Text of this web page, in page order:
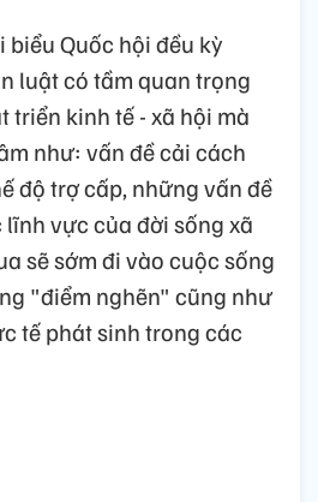
biểu Quốc hội đều kỳ
luật có tầm quan trọng
triển kinh tế - xã hội mà
như: vấn đề cải cách
độ trợ cấp, những vấn đề
vực của đời sống xã
sẽ sớm đi vào cuộc sống
"điểm nghẽn" cũng như
tế phát sinh trong các